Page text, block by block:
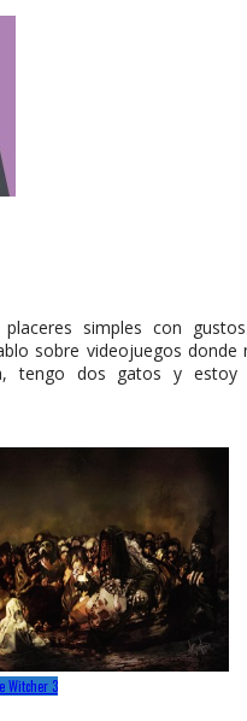
simples con
sobre videojuegos donde
tengo dos gatos y estoy
Witcher 3